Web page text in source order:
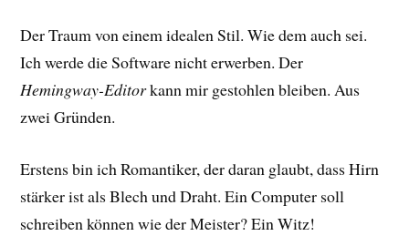
Der Traum von einem idealen Stil. Wie dem auch sei.
Ich werde die Software nicht erwerben. Der
Hemingway-Editorkann mir gestohlen bleiben. Aus
zwei Gründen.
Erstens bin ich Romantiker, der daran glaubt, dass Hirn
stärker ist als Blech und Draht. Ein Computer soll
schreiben können wie der Meister? Ein Witz!